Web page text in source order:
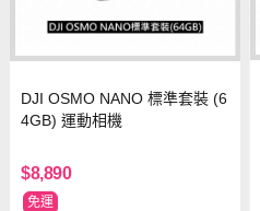
DJI OSMO NANO 標準套裝 (6
4GB) 運動相機
$8,890
免運